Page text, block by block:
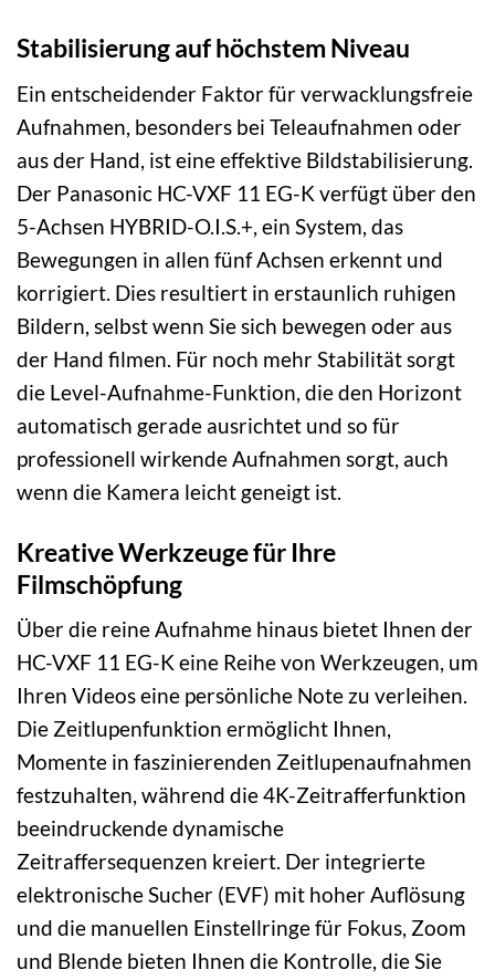
Stabilisierung auf höchstem Niveau
Ein entscheidender Faktor für verwacklungsfreie
Aufnahmen, besonders bei Teleaufnahmen oder
aus der Hand, ist eine effektive Bildstabilisierung.
Der Panasonic HC-VXF 11 EG-K verfügt über den
5-Achsen HYBRID-O.I.S.+, ein System, das
Bewegungen in allen fünf Achsen erkennt und
korrigiert. Dies resultiert in erstaunlich ruhigen
Bildern, selbst wenn Sie sich bewegen oder aus
der Hand filmen. Für noch mehr Stabilität sorgt
die Level-Aufnahme-Funktion, die den Horizont
automatisch gerade ausrichtet und so für
professionell wirkende Aufnahmen sorgt, auch
wenn die Kamera leicht geneigt ist.
Kreative Werkzeuge für Ihre
Filmschöpfung
Über die reine Aufnahme hinaus bietet Ihnen der
HC-VXF 11 EG-K eine Reihe von Werkzeugen, um
Ihren Videos eine persönliche Note zu verleihen.
Die Zeitlupenfunktion ermöglicht Ihnen,
Momente in faszinierenden Zeitlupenaufnahmen
festzuhalten, während die 4K-Zeitrafferfunktion
beeindruckende dynamische
Zeitraffersequenzen kreiert. Der integrierte
elektronische Sucher (EVF) mit hoher Auflösung
und die manuellen Einstellringe für Fokus, Zoom
und Blende bieten Ihnen die Kontrolle, die Sie